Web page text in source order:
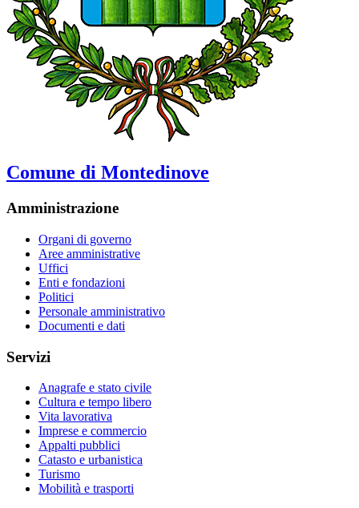
Comune di Montedinove
Amministrazione
Organi di governo
Aree amministrative
Uffici
Enti e fondazioni
Politici
Personale amministrativo
Documenti e dati
Servizi
Anagrafe e stato civile
Cultura e tempo libero
Vita lavorativa
Imprese e commercio
Appalti pubblici
Catasto e urbanistica
Turismo
Mobilità e trasporti